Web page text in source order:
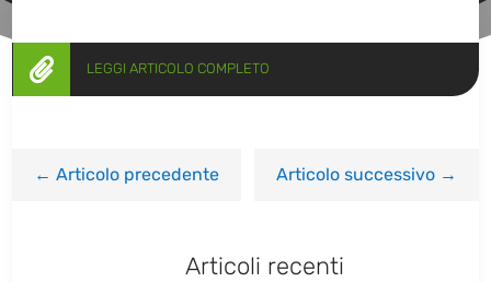
 LEGGI ARTICOLO COMPLETO
←Articolo precedente Articolo successivo→
Articoli recenti